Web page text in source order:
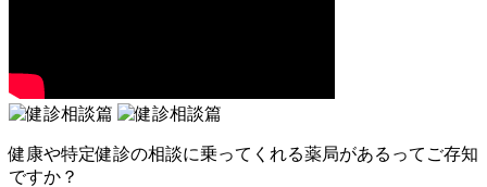
健康や特定健診の相談に乗ってくれる薬局があるってご存知
ですか？